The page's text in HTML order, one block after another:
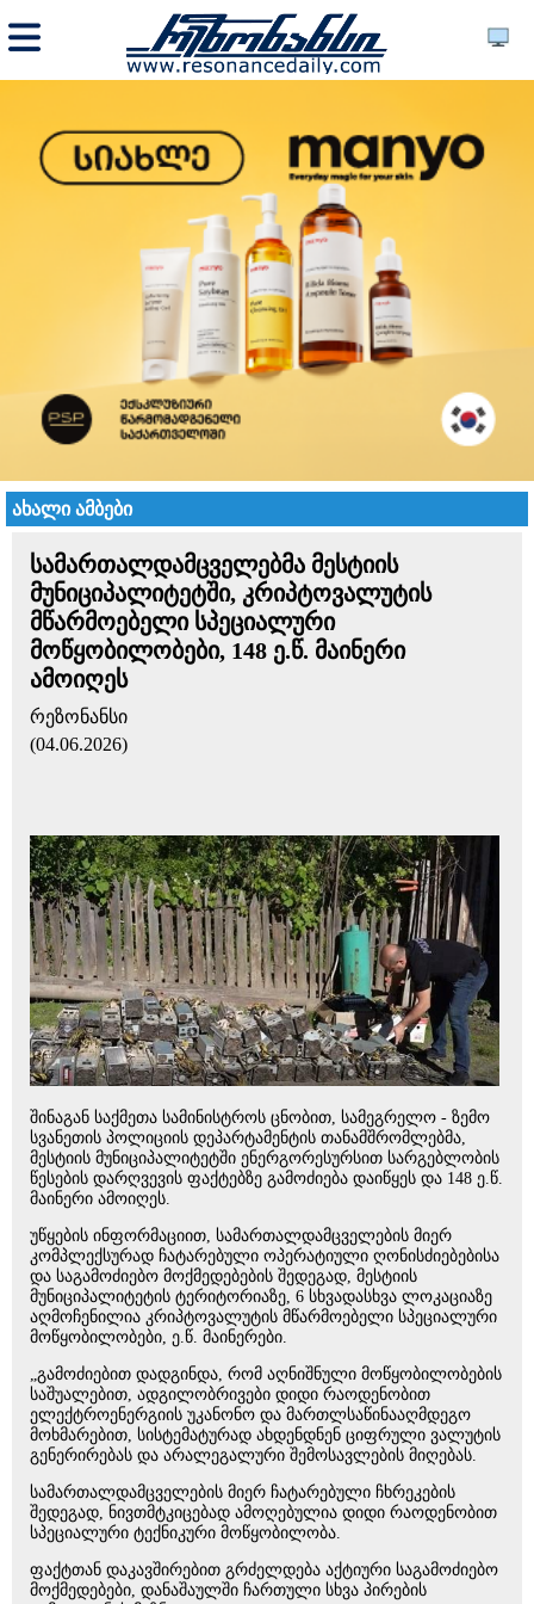
ახალი ამბები
სამართალდამცველებმა მესტიის
მუნიციპალიტეტში, კრიპტოვალუტის
მწარმოებელი სპეციალური
მოწყობილობები, 148 ე.წ. მაინერი
ამოიღეს
რეზონანსი
(04.06.2026)
შინაგან საქმეთა სამინისტროს ცნობით, სამეგრელო - ზემო
სვანეთის პოლიციის დეპარტამენტის თანამშრომლებმა,
მესტიის მუნიციპალიტეტში ენერგორესურსით სარგებლობის
წესების დარღვევის ფაქტებზე გამოძიება დაიწყეს და 148 ე.წ.
მაინერი ამოიღეს.
უწყების ინფორმაციით, სამართალდამცველების მიერ
კომპლექსურად ჩატარებული ოპერატიული ღონისძიებებისა
და საგამოძიებო მოქმედებების შედეგად, მესტიის
მუნიციპალიტეტის ტერიტორიაზე, 6 სხვადასხვა ლოკაციაზე
აღმოჩენილია კრიპტოვალუტის მწარმოებელი სპეციალური
მოწყობილობები, ე.წ. მაინერები.
„გამოძიებით დადგინდა, რომ აღნიშნული მოწყობილობების
საშუალებით, ადგილობრივები დიდი რაოდენობით
ელექტროენერგიის უკანონო და მართლსაწინააღმდეგო
მოხმარებით, სისტემატურად ახდენდნენ ციფრული ვალუტის
გენერირებას და არალეგალური შემოსავლების მიღებას.
სამართალდამცველების მიერ ჩატარებული ჩხრეკების
შედეგად, ნივთმტკიცებად ამოღებულია დიდი რაოდენობით
სპეციალური ტექნიკური მოწყობილობა.
ფაქტთან დაკავშირებით გრძელდება აქტიური საგამოძიებო
მოქმედებები, დანაშაულში ჩართული სხვა პირების